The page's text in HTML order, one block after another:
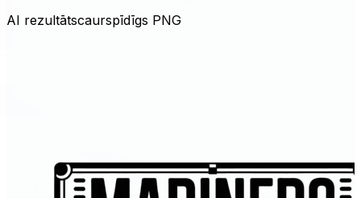
AI rezultātscaurspīdīgs PNG